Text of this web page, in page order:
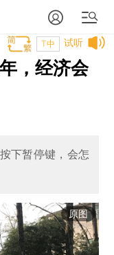
试听
T中
，经济会
下暂停键，会怎
原图